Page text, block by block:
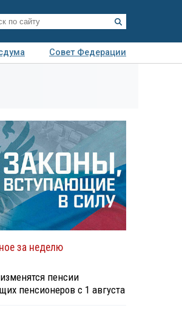
Совет Федерации
за неделю
пенсии
пенсионеров с 1 августа